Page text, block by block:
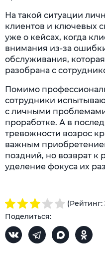
На такой ситуации
клиентов и ключевых
уже о кейсах, когда
внимания из-за
обслуживания,
разобрана с
Помимо
сотрудники
с личными
проработке. А в
тревожности возрос
важным
поздний, но возврат к
уделение фокуса их
(Рейтинг:
Поделиться: